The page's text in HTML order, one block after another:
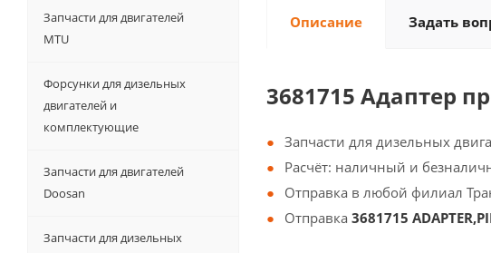
Описание Задать
3681715 Адаптер
Запчасти для дизельных
Расчёт: наличный и
Отправка в любой филиал
Отправка 3681715
Запчасти для двигателей
MTU
Форсунки для дизельных
двигателей и
комплектующие
Запчасти для двигателей
Doosan
Запчасти для дизельных